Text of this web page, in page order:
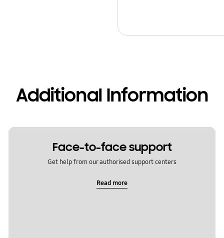
Additional Information
Face-to-face support
Get help from our authorised support centers
Read more